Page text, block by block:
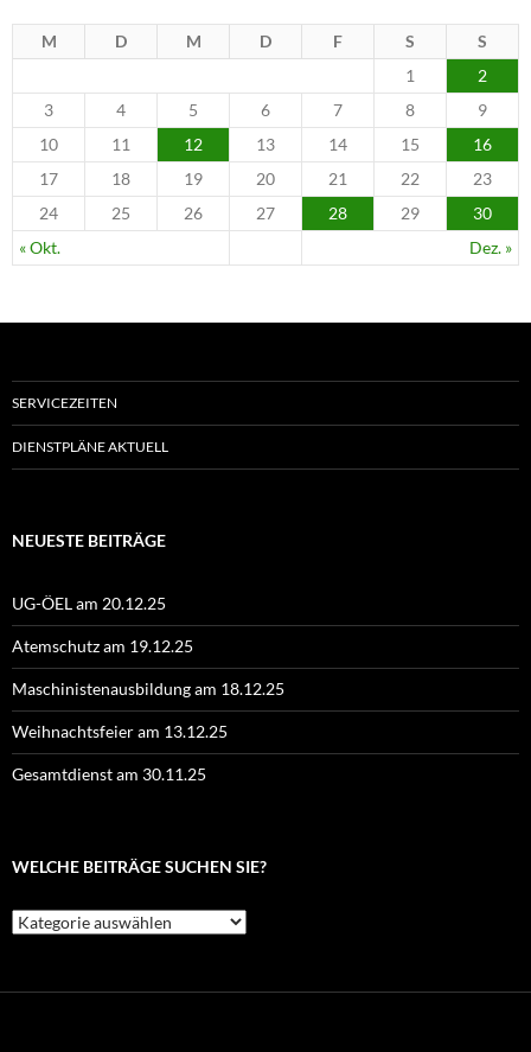
M D M D F S S
« Okt. Dez. »
1
2
3
4 5 6 7 8
9
10
11 12 13 14 15
16
17
18 19 20 21 22
23
24
25 26 27 28 29 30
SERVICEZEITEN
DIENSTPLÄNE AKTUELL
NEUESTE BEITRÄGE
UG-ÖEL am 20.12.25
Atemschutz am 19.12.25
Maschinistenausbildung am 18.12.25
Weihnachtsfeier am 13.12.25
Gesamtdienst am 30.11.25
WELCHE BEITRÄGE SUCHEN SIE?
Welche
Beiträge